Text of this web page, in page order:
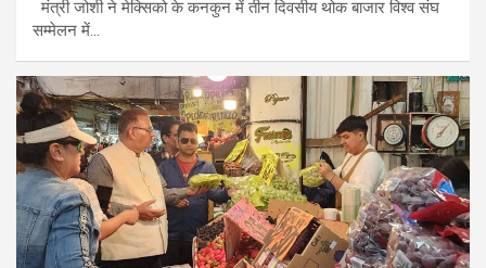
मंत्री जोशी ने मेक्सिको के कनकुन में तीन दिवसीय थोक बाजार विश्व संघ
सम्मेलन में…